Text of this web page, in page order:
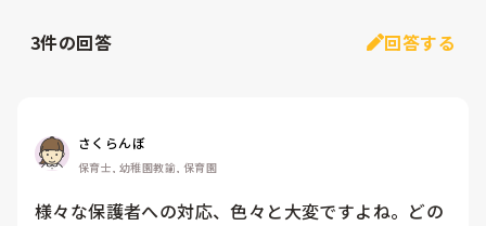
3件の回答 回答する
さくらんぼ
保育士, 幼稚園教諭, 保育園
様々な保護者への対応、色々と大変ですよね。どの